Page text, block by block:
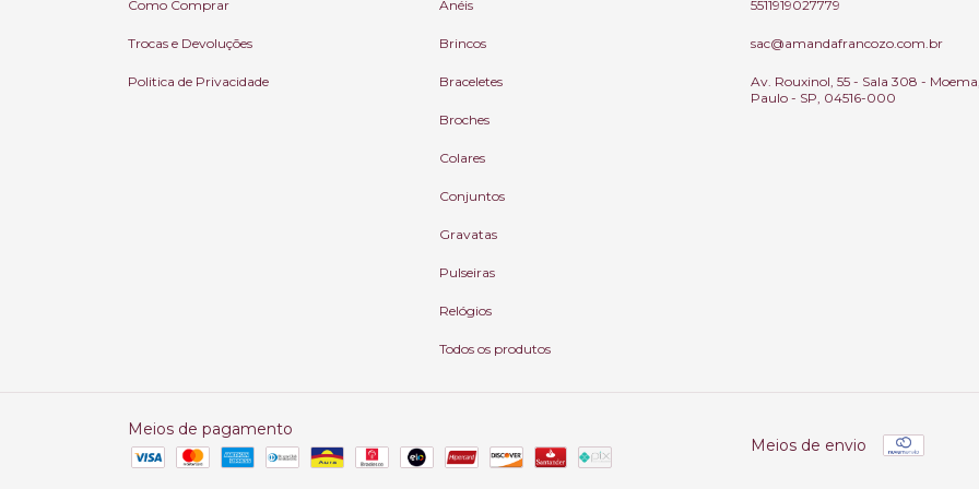
Como Comprar
Trocas e Devoluções
Politica de Privacidade
Anéis
Brincos
Braceletes
Broches
Colares
Conjuntos
Gravatas
Pulseiras
Relógios
Todos os produtos
5511919027779
sac@amandafrancozo.com.br
Av. Rouxinol, 55 - Sala 308 -
Paulo - SP, 04516-000
Meios de pagamento
Meios de envio